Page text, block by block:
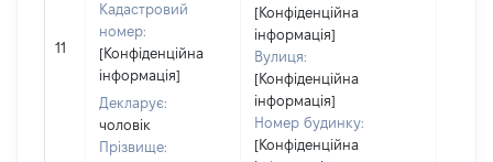
11
Кадастровий
номер:
[Конфіденційна
інформація]
Декларує:
чоловік
Прізвище:
[Конфіденційна
інформація]
Вулиця:
[Конфіденційна
інформація]
Номер будинку:
[Конфіденційна